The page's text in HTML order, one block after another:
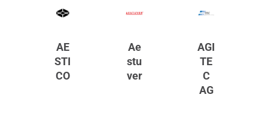
AE
STI
CO
Ae
stu
ver
AGI
TE
C
AG